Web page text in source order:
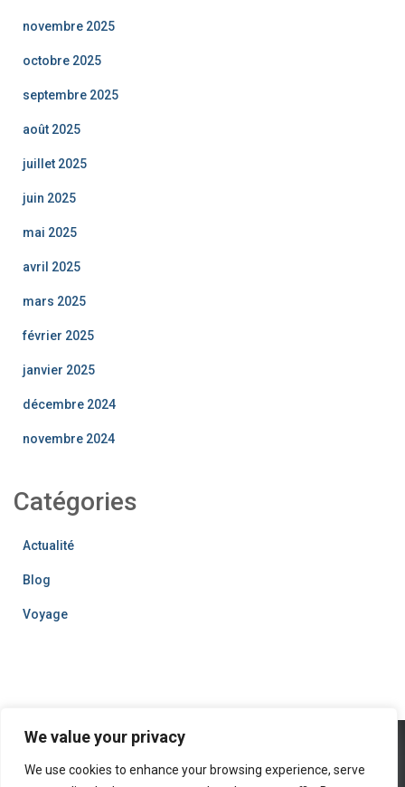
We value your privacy
We use cookies to enhance your browsing experience, serve
novembre 2025
octobre 2025
septembre 2025
août 2025
juillet 2025
juin 2025
mai 2025
avril 2025
mars 2025
février 2025
janvier 2025
décembre 2024
novembre 2024
Catégories
Actualité
Blog
Voyage
DÉCOUVERTE NATURE EUROPE VOYAGE PARIS